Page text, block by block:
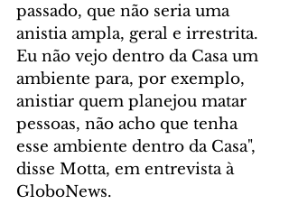
passado, que não seria uma
anistia ampla, geral e irrestrita.
Eu não vejo dentro da Casa um
ambiente para, por exemplo,
anistiar quem planejou matar
pessoas, não acho que tenha
esse ambiente dentro da Casa",
disse Motta, em entrevista à
GloboNews.